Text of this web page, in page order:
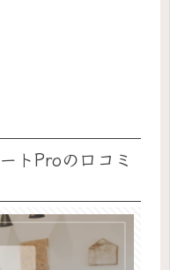
トProの口コミ